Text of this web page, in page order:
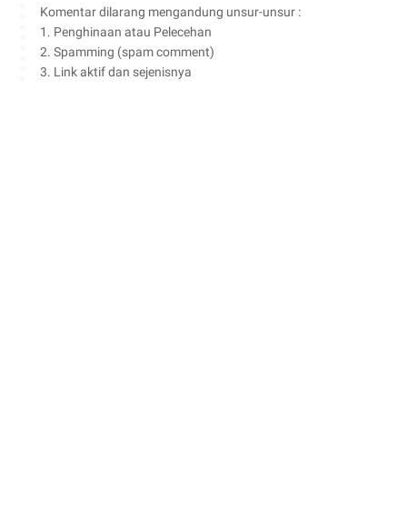
Komentar dilarang mengandung unsur-unsur :
1. Penghinaan atau Pelecehan
2. Spamming (spam comment)
3. Link aktif dan sejenisnya